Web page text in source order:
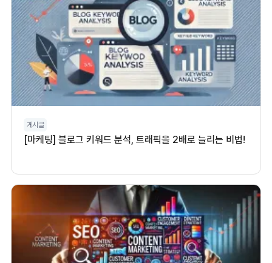
게시글
[마케팅] 블로그 키워드 분석, 트래픽을 2배로 늘리는 비법!